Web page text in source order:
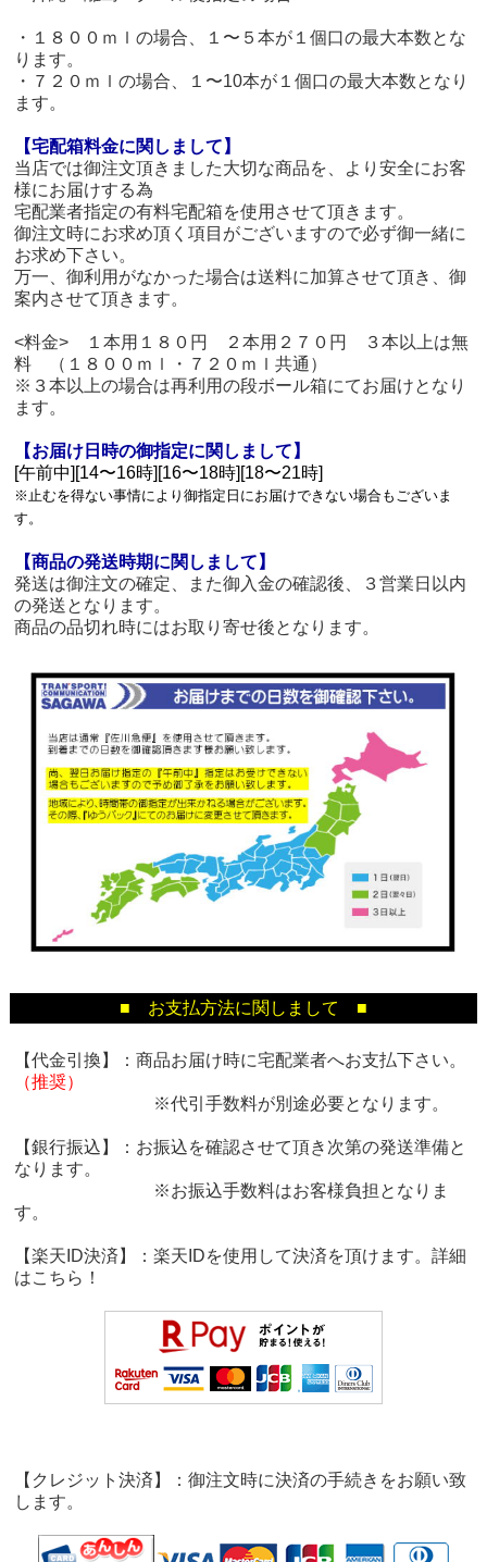
・１８００ｍｌの場合、１〜５本が１個口の最大本数とな
ります。
・７２０ｍｌの場合、１〜10本が１個口の最大本数となり
ます。
【宅配箱料金に関しまして】
当店では御注文頂きました大切な商品を、より安全にお客
様にお届けする為
宅配業者指定の有料宅配箱を使用させて頂きます。
御注文時にお求め頂く項目がございますので必ず御一緒に
お求め下さい。
万一、御利用がなかった場合は送料に加算させて頂き、御
案内させて頂きます。
<料金> １本用１８０円 ２本用２７０円 ３本以上は無
料 （１８００ｍｌ・７２０ｍｌ共通）
※３本以上の場合は再利用の段ボール箱にてお届けとなり
ます。
【お届け日時の御指定に関しまして】
[午前中][14〜16時][16〜18時][18〜21時]
※止むを得ない事情により御指定日にお届けできない場合もございま
す。
【商品の発送時期に関しまして】
発送は御注文の確定、また御入金の確認後、３営業日以内
の発送となります。
商品の品切れ時にはお取り寄せ後となります。
■ お支払方法に関しまして ■
【代金引換】：商品お届け時に宅配業者へお支払下さい。
（推奨）
※代引手数料が別途必要となります。
【銀行振込】：お振込を確認させて頂き次第の発送準備と
なります。
※お振込手数料はお客様負担となりま
す。
【楽天ID決済】：楽天IDを使用して決済を頂けます。詳細
はこちら！
【クレジット決済】：御注文時に決済の手続きをお願い致
します。